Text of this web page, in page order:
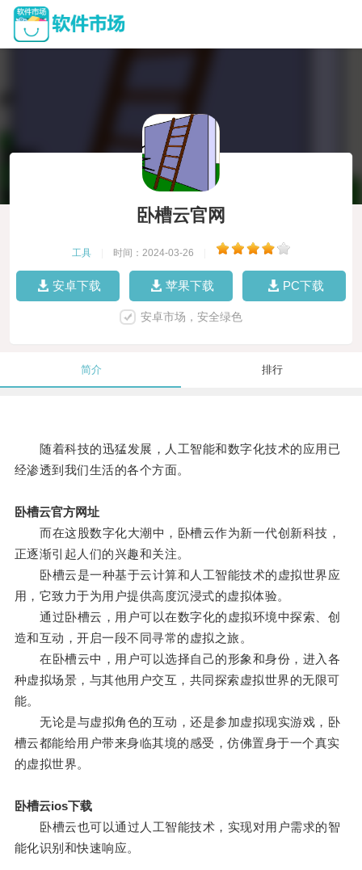
卧槽云官网
工具 时间：2024-03-26
安卓下载 苹果下载 PC下载
安卓市场，安全绿色
简介 排行
随着科技的迅猛发展，人工智能和数字化技术的应用已
经渗透到我们生活的各个方面。
卧槽云官方网址
而在这股数字化大潮中，卧槽云作为新一代创新科技，
正逐渐引起人们的兴趣和关注。
卧槽云是一种基于云计算和人工智能技术的虚拟世界应
用，它致力于为用户提供高度沉浸式的虚拟体验。
通过卧槽云，用户可以在数字化的虚拟环境中探索、创
造和互动，开启一段不同寻常的虚拟之旅。
在卧槽云中，用户可以选择自己的形象和身份，进入各
种虚拟场景，与其他用户交互，共同探索虚拟世界的无限可
能。
无论是与虚拟角色的互动，还是参加虚拟现实游戏，卧
槽云都能给用户带来身临其境的感受，仿佛置身于一个真实
的虚拟世界。
卧槽云ios下载
卧槽云也可以通过人工智能技术，实现对用户需求的智
能化识别和快速响应。